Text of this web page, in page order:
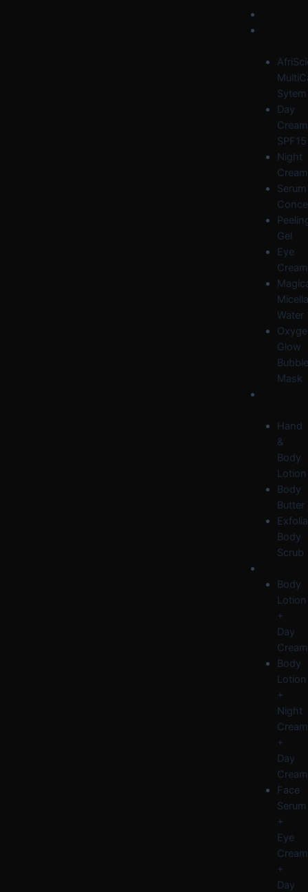
Sytem
Day
Cream
SPF15
Night
Cream
Serum
Gel
Eye
Cream
Water
Glow
Bubble
Mask
Hand
&
Body
Lotion
Body
Butter
Body
Scrub
Body
Lotion
+
Day
Cream
Body
Lotion
+
Night
Cream
+
Day
Cream
Face
Serum
+
Eye
Cream
+
Day
Menu